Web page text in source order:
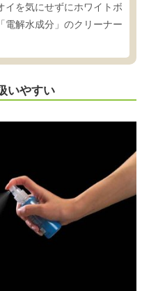
イを気にせずにホワイトボ
電解水成分」のクリーナー
いやすい